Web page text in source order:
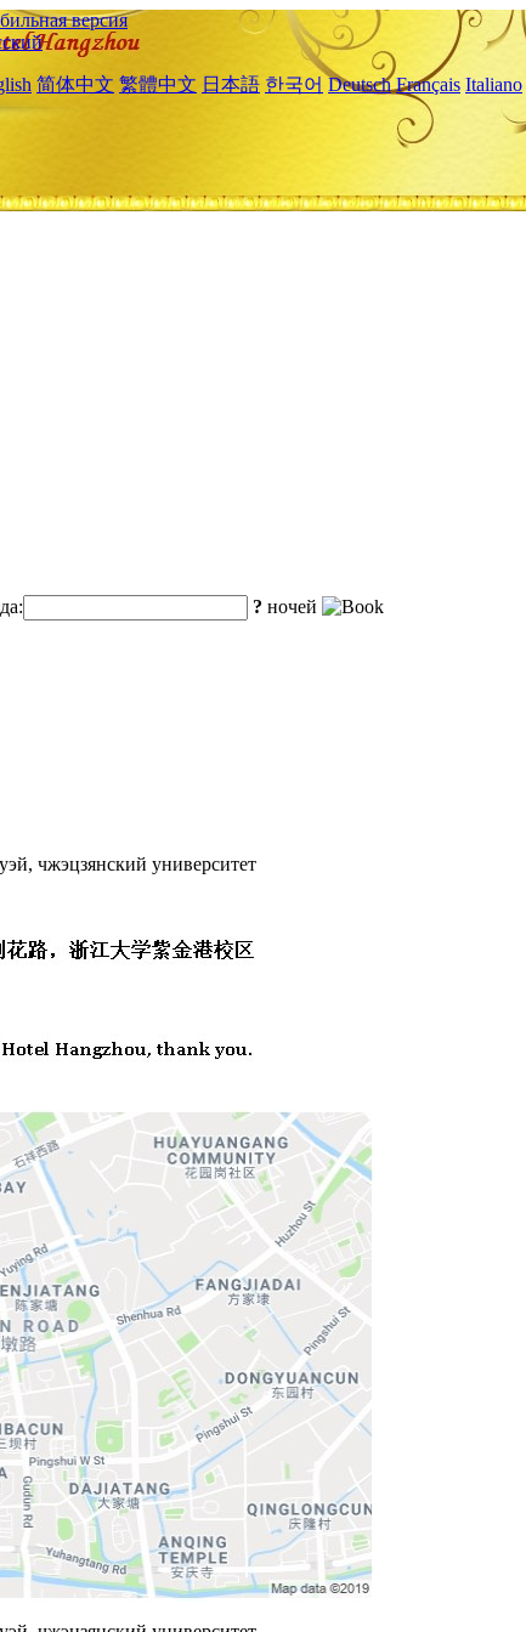
версия
简体中文 繁體中文 日本語 한국어 Deutsch Français Italiano
? ночей
чжэцзянский университет